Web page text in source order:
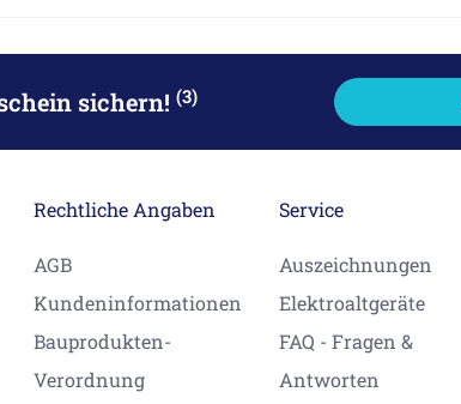
sichern! (3)
Rechtliche Angaben
AGB
Kundeninformationen
Bauprodukten-
Verordnung
Service
Auszeichnungen
Elektroaltgeräte
FAQ - Fragen &
Antworten